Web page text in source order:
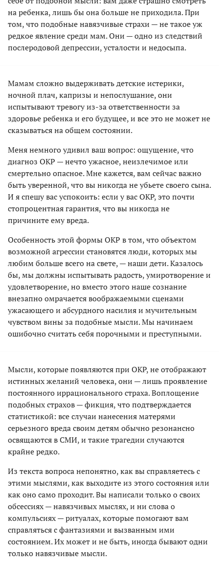
на ребенка, лишь бы она больше не приходила. При
том, что подобные навязчивые страхи — не такое уж
редкое явление среди мам. Они — одно из следствий
послеродовой депрессии, усталости и недосыпа.
Мамам сложно выдерживать детские истерики,
ночной плач, капризы и непослушание, они
испытывают тревогу из-за ответственности за
здоровье ребенка и его будущее, и все это не может не
сказываться на общем состоянии.
Меня немного удивил ваш вопрос: ощущение, что
диагноз ОКР — нечто ужасное, неизлечимое или
смертельно опасное. Мне кажется, вам сейчас важно
быть уверенной, что вы никогда не убьете своего сына.
И я спешу вас успокоить: если у вас ОКР, это почти
стопроцентная гарантия, что вы никогда не
причините ему вреда.
Особенность этой формы ОКР в том, что объектом
возможной агрессии становятся люди, которых мы
любим больше всего на свете, — наши дети. Казалось
бы, мы должны испытывать радость, умиротворение и
удовлетворение, но вместо этого наше сознание
внезапно омрачается воображаемыми сценами
ужасающего и абсурдного насилия и мучительным
чувством вины за подобные мысли. Мы начинаем
ошибочно считать себя порочными и преступными.
Мысли, которые появляются при ОКР, не отображают
истинных желаний человека, они — лишь проявление
постоянного иррационального страха. Воплощение
подобных страхов — фикция, что подтверждается
статистикой: все случаи нанесения матерями
серьезного вреда своим детям обычно резонансно
освящаются в СМИ, и такие трагедии случаются
крайне редко.
Из текста вопроса непонятно, как вы справляетесь с
этими мыслями, как выходите из этого состояния или
как оно само проходит. Вы написали только о своих
обсессиях — навязчивых мыслях, и ни слова о
компульсиях — ритуалах, которые помогают вам
справляться с фантазиями и вызванным ими
состоянием. Их может и не быть, иногда бывают одни
только навязчивые мысли.